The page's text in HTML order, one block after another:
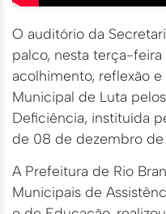
O auditório da
palco, nesta terça-
acolhimento, reflexão
Municipal de Luta
Deficiência, instituída
de 08 de dezembro de
A Prefeitura de Rio
Municipais de